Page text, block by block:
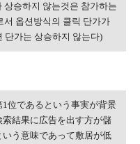
상승하지 않는것은 참가하는
서 옵션방식의 클릭 단가가
단가는 상승하지 않는다)
位であるという事実が背景
結果に広告を出す方が儲
う意味であって敷居が低